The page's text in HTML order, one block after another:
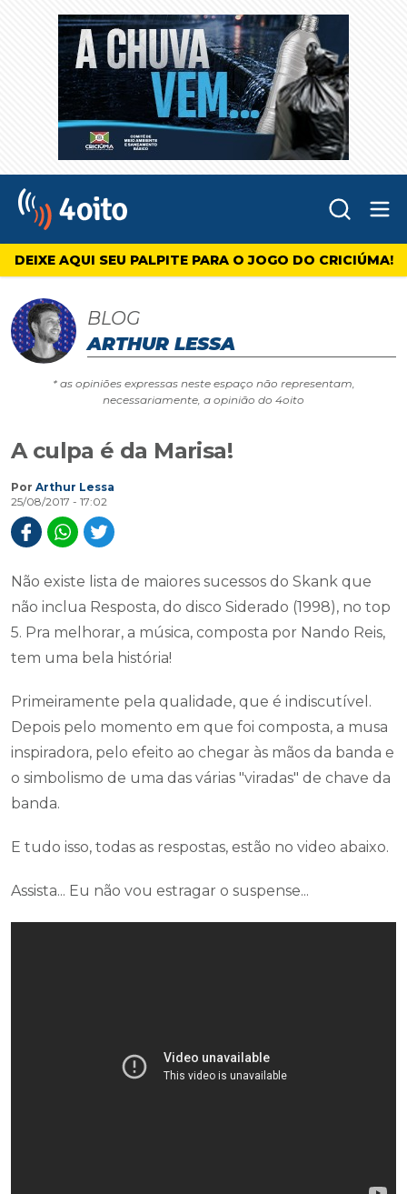
4oito
DEIXE AQUI SEU PALPITE PARA O JOGO DO CRICIÚMA!
BLOG
ARTHUR LESSA
* as opiniões expressas neste espaço não representam,
necessariamente, a opinião do 4oito
A culpa é da Marisa!
Por Arthur Lessa
25/08/2017 - 17:02
Não existe lista de maiores sucessos do Skank que
não inclua Resposta, do disco Siderado (1998), no top
5. Pra melhorar, a música, composta por Nando Reis,
tem uma bela história!
Primeiramente pela qualidade, que é indiscutível.
Depois pelo momento em que foi composta, a musa
inspiradora, pelo efeito ao chegar às mãos da banda e
o simbolismo de uma das várias "viradas" de chave da
banda.
E tudo isso, todas as respostas, estão no video abaixo.
Assista... Eu não vou estragar o suspense...